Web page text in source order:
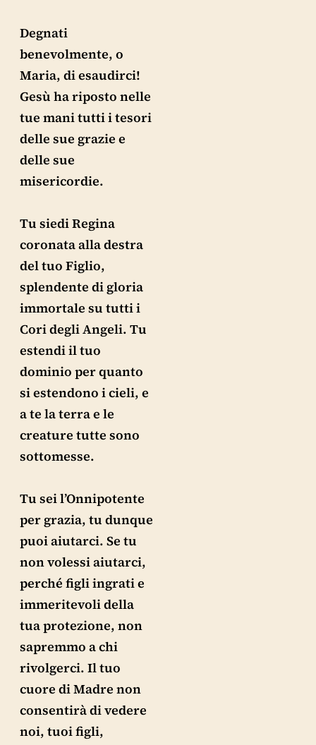
Degnati
benevolmente, o
Maria, di esaudirci!
Gesù ha riposto nelle
tue mani tutti i tesori
delle sue grazie e
delle sue
misericordie.
Tu siedi Regina
coronata alla destra
del tuo Figlio,
splendente di gloria
immortale su tutti i
Cori degli Angeli. Tu
estendi il tuo
dominio per quanto
si estendono i cieli, e
a te la terra e le
creature tutte sono
sottomesse.
Tu sei l’Onnipotente
per grazia, tu dunque
puoi aiutarci. Se tu
non volessi aiutarci,
perché figli ingrati e
immeritevoli della
tua protezione, non
sapremmo a chi
rivolgerci. Il tuo
cuore di Madre non
consentirà di vedere
noi, tuoi figli,